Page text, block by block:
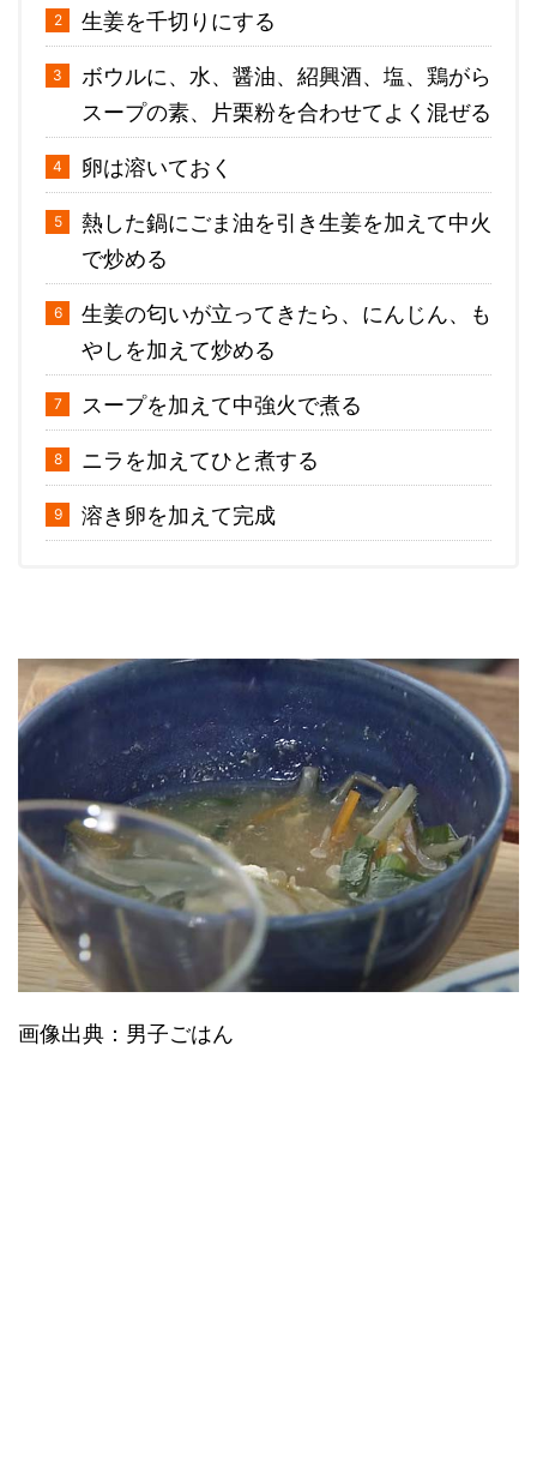
生姜を千切りにする
ボウルに、水、醤油、紹興酒、塩、鶏がら
スープの素、片栗粉を合わせてよく混ぜる
卵は溶いておく
熱した鍋にごま油を引き生姜を加えて中火
で炒める
生姜の匂いが立ってきたら、にんじん、も
やしを加えて炒める
スープを加えて中強火で煮る
ニラを加えてひと煮する
溶き卵を加えて完成
画像出典：男子ごはん